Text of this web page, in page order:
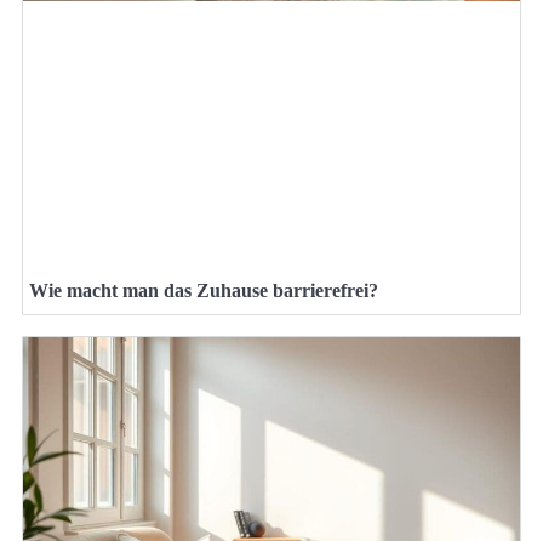
Wie macht man das Zuhause barrierefrei?